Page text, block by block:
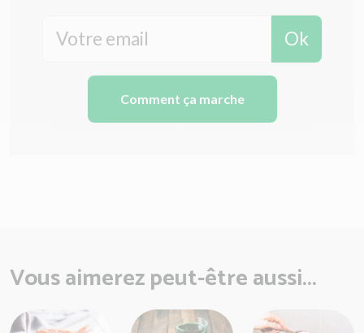
Ok
Comment ça marche
Vous aimerez peut-être aussi...